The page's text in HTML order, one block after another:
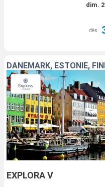
dim.
dès
DANEMARK, ESTONIE,
EXPLORA V